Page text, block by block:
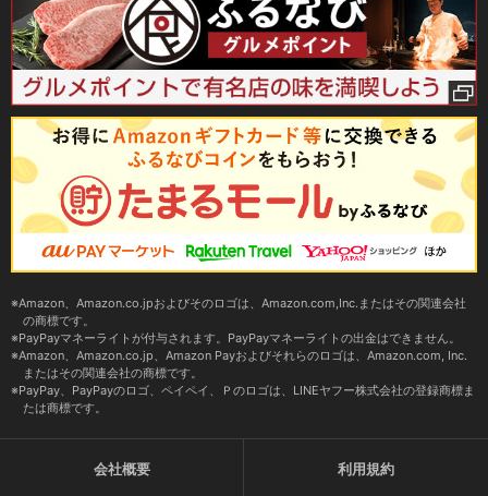
Amazon、Amazon.co.jpおよびそのロゴは、Amazon.com,Inc.またはその関連会社
の商標です。
PayPayマネーライトが付与されます。PayPayマネーライトの出金はできません。
Amazon、Amazon.co.jp、Amazon Payおよびそれらのロゴは、Amazon.com, Inc.
またはその関連会社の商標です。
PayPay、PayPayのロゴ、ペイペイ、Ｐのロゴは、LINEヤフー株式会社の登録商標ま
たは商標です。
会社概要 利用規約